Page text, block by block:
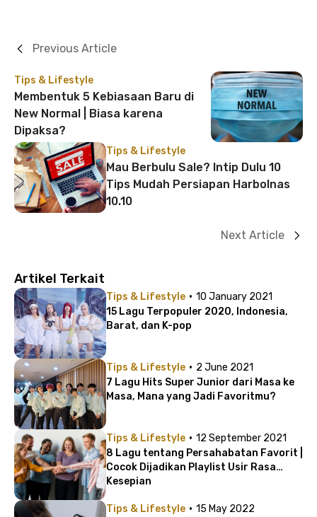
Tips & Lifestyle
Membentuk 5 Kebiasaan Baru di
New Normal | Biasa karena
Dipaksa?
Previous Article
Tips & Lifestyle
Mau Berbulu Sale? Intip Dulu 10
Tips Mudah Persiapan Harbolnas
10.10
Next Article
Artikel Terkait
Tips & Lifestyle · 10 January 2021
15 Lagu Terpopuler 2020, Indonesia,
Barat, dan K-pop
Tips & Lifestyle · 2 June 2021
7 Lagu Hits Super Junior dari Masa ke
Masa, Mana yang Jadi Favoritmu?
Tips & Lifestyle · 12 September 2021
8 Lagu tentang Persahabatan Favorit |
Cocok Dijadikan Playlist Usir Rasa
Kesepian
Tips & Lifestyle · 15 May 2022